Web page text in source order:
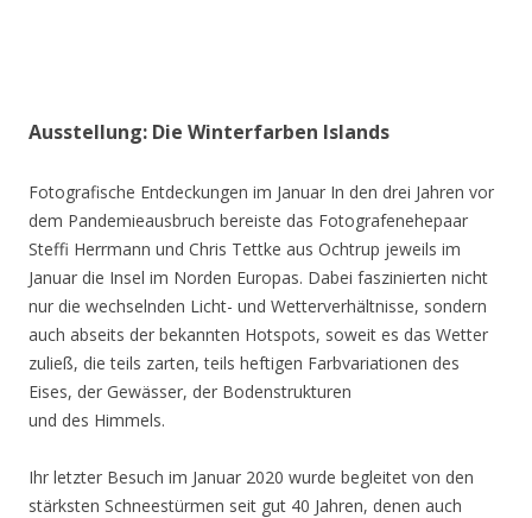
Ausstellung: Die Winterfarben Islands
Fotografische Entdeckungen im Januar In den drei Jahren vor
dem Pandemieausbruch bereiste das Fotografenehepaar
Steffi Herrmann und Chris Tettke aus Ochtrup jeweils im
Januar die Insel im Norden Europas. Dabei faszinierten nicht
nur die wechselnden Licht- und Wetterverhältnisse, sondern
auch abseits der bekannten Hotspots, soweit es das Wetter
zuließ, die teils zarten, teils heftigen Farbvariationen des
Eises, der Gewässer, der Bodenstrukturen
und des Himmels.
Ihr letzter Besuch im Januar 2020 wurde begleitet von den
stärksten Schneestürmen seit gut 40 Jahren, denen auch